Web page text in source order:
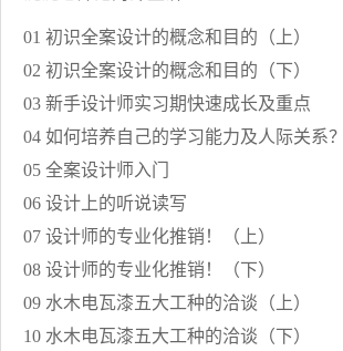
01 初识全案设计的概念和目的（上）
02 初识全案设计的概念和目的（下）
03 新手设计师实习期快速成长及重点
04 如何培养自己的学习能力及人际关系？
05 全案设计师入门
06 设计上的听说读写
07 设计师的专业化推销！（上）
08 设计师的专业化推销！（下）
09 水木电瓦漆五大工种的洽谈（上）
10 水木电瓦漆五大工种的洽谈（下）